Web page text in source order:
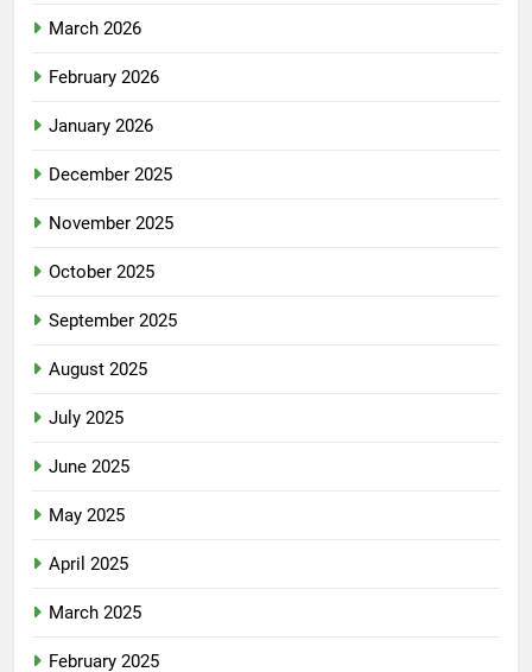
March 2026
February 2026
January 2026
December 2025
November 2025
October 2025
September 2025
August 2025
July 2025
June 2025
May 2025
April 2025
March 2025
February 2025